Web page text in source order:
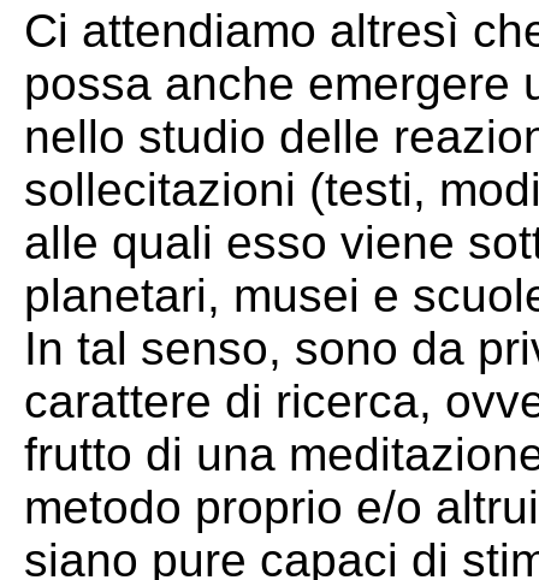
Ci attendiamo altresì
possa anche emergere
nello studio delle
sollecitazioni (testi,
alle quali esso viene
planetari, musei e
In tal senso, sono da
carattere di ricerca,
frutto di una
metodo proprio e/o
siano pure capaci di